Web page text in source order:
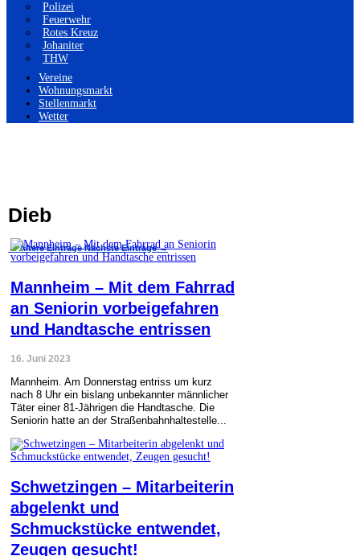
Polizei
Feuerwehr
Rotes Kreuz
Johaniter
THW
Vereine
Wohnungsmarkt
Stellenmarkt
Wetter
Dieb
←Ältere Einträge Nächste Einträge→
Mannheim – Mit dem Fahrrad
an Seniorin vorbeigefahren
und Handtasche entrissen
16. Juni 2023
Mannheim. Am Donnerstag entriss um kurz
nach 8 Uhr ein bislang unbekannter männlicher
Täter einer 81-Jährigen die Handtasche. Die
Seniorin hatte an der Straßenbahnhaltestelle...
Schwetzingen – Mitarbeiterin
abgelenkt und
Schmuckstücke entwendet,
Zeugen gesucht!